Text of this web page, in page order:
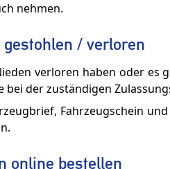
nehmen.
/ verloren
verloren haben oder
der zuständigen
Fahrzeugschein
online bestellen